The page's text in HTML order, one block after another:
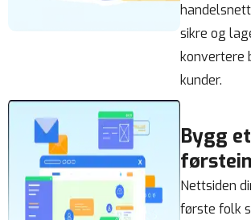
sikre og
konvertere
kunder.
Bygg
Nettsiden
første folk